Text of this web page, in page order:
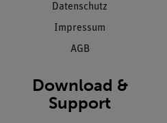
Datenschutz
Impressum
AGB
Download &
Support